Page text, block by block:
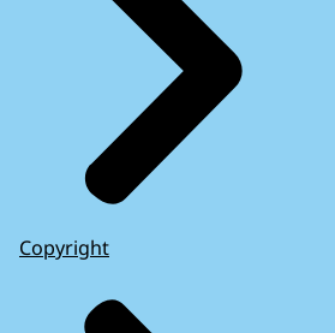
Copyright